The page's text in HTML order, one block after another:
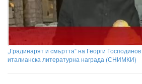
„Градинарят и смъртта“ на Георги
италианска литературна награда (СНИМКИ)